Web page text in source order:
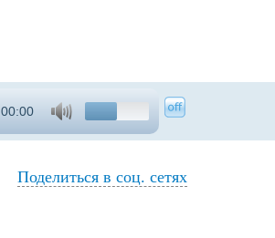
00:00
Поделиться в соц. сетях